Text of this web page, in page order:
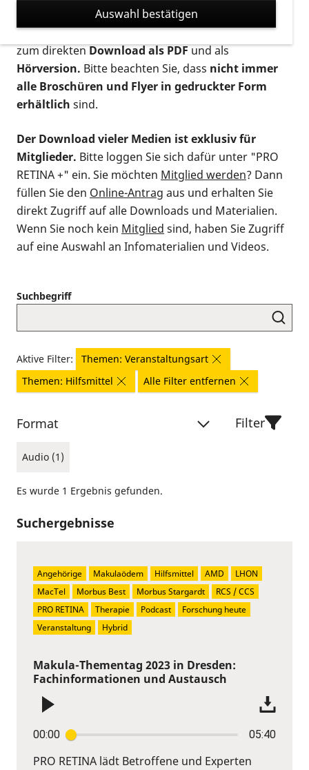
verschiedenen Formaten angeboten: zur
postalischen Bestellung als gedruckte Variante
zum direktenDownload als PDFund als
Hörversion. Bitte beachten Sie, dass nicht immer
alle Broschüren und Flyer in gedruckter Form
erhältlich sind.
Der Download vieler Medien ist exklusiv für
Mitglieder. Bitte loggen Sie sich dafür unter "PRO
RETINA +" ein. Sie möchten Mitglied werden? Dann
füllen Sie den Online-Antrag aus und erhalten Sie
direkt Zugriff auf alle Downloads und Materialien.
Wenn Sie noch kein Mitglied sind, haben Sie Zugriff
auf eine Auswahl an Infomaterialien und Videos.
Suchbegriff
Aktive Filter:
Themen: Veranstaltungsart
Themen: Hilfsmittel
Alle Filter entfernen
Format
Audio (1)
Filter
Es wurde 1 Ergebnis gefunden.
Suchergebnisse
Makula-Thementag 2023 in Dresden:
Fachinformationen und Austausch
00:00 05:40
PRO RETINA lädt Betroffene und Experten
Angehörige Makulaödem Hilfsmittel AMD
LHON
MacTel
Morbus Best Morbus Stargardt
RCS / CCS
PRO RETINA
Therapie Podcast
Forschung heute
Veranstaltung
Hybrid
Auswahl bestätigen